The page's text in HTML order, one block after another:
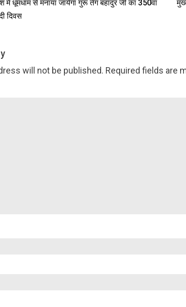
में धूमधाम से मनाया जायेगा गुरू तेग बहादुर जी का 350वां
दिवस
will not be published. Required fields are